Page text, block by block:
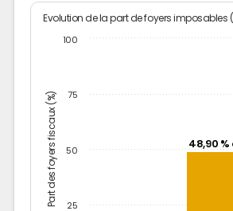
Part des foyers fiscaux (%)
Evolution de la part de foyers imposables
48,90 %
25
50
75
100